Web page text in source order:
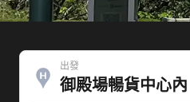
出發
御殿場暢貨中心內